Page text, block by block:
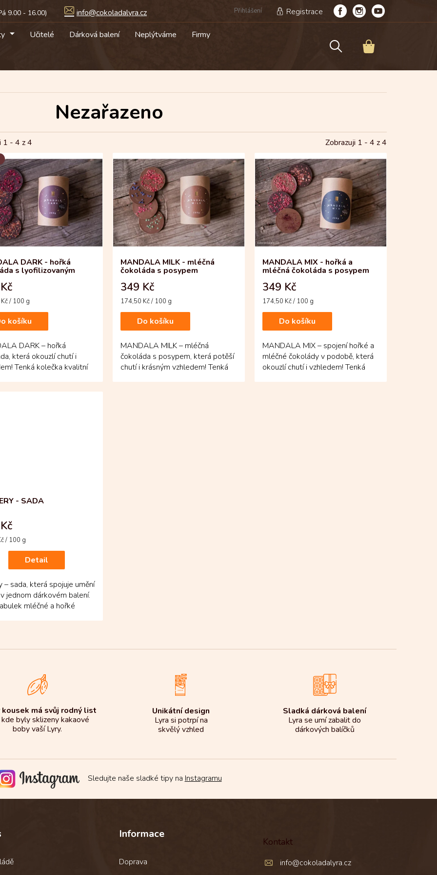
info@cokoladalyra.cz Přihlášení Registrace
NÁKUPNÍ
Učitelé Dárková balení Neplýtváme Firmy
Nezařazeno
1 - 4 z 4 Zobrazuji 1 - 4 z 4
DARK - hořká
s lyofilizovaným
/ 100 g
košíku
DARK – hořká
která okouzlí chutí i
Tenká kolečka kvalitní
MANDALA MILK - mléčná
čokoláda s posypem
349 Kč
Měrná
174,50 Kč / 100 g
Do košíku
MANDALA MILK – mléčná
čokoláda s posypem, která potěší
chutí i krásným vzhledem! Tenká
MANDALA MIX - hořká a
mléčná čokoláda s posypem
349 Kč
Měrná
174,50 Kč / 100 g
Do košíku
MANDALA MIX – spojení hořké a
mléčné čokolády v podobě, která
okouzlí chutí i vzhledem! Tenká
- SADA
/ 100 g
Detail
– sada, která spojuje umění
jednom dárkovém balení.
mléčné a hořké
v
d
a
c
p
r
v
v
p
s
kousek má svůj rodný list
byly sklizeny kakaové
boby vaší Lyry.
Unikátní design
Lyra si potrpí na
skvělý vzhled
Sladká dárková balení
Lyra se umí zabalit do
dárkových balíčků
Sledujte naše sladké tipy naInstagramu
Informace
Doprava
Kontakt
info@cokoladalyra.cz